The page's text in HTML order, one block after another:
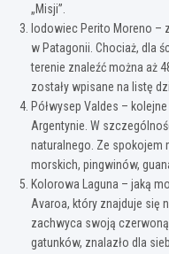
„Misji”.
lodowiec Perito Moreno –
w Patagonii. Chociaż, dla
terenie znaleźć można aż
zostały wpisane na listę
Półwysep Valdes –
Argentynie. W
naturalnego. Ze spokojem
morskich, pingwinów,
Kolorowa Laguna – jaką
Avaroa, który znajduje się
zachwyca swoją
gatunków, znalazło dla